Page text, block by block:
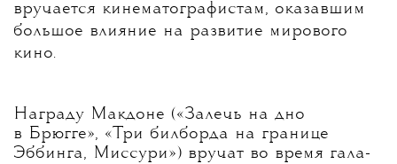
вручается кинематографистам, оказавшим
большое влияние на развитие мирового
кино.
Награду Макдоне («Залечь на дно
в Брюгге», «Три билборда на границе
Эббинга, Миссури») вручат во время гала-